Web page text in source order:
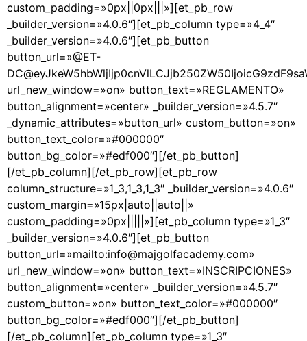
custom_padding=»0px||0px|||»][et_pb_row
_builder_version=»4.0.6″][et_pb_column type=»4_4″
_builder_version=»4.0.6″][et_pb_button
button_url=»@ET-
url_new_window=»on» button_text=»REGLAMENTO»
button_alignment=»center» _builder_version=»4.5.7″
_dynamic_attributes=»button_url» custom_button=»on»
button_text_color=»#000000″
button_bg_color=»#edf000″][/et_pb_button]
[/et_pb_column][/et_pb_row][et_pb_row
column_structure=»1_3,1_3,1_3″ _builder_version=»4.0.6″
custom_margin=»15px|auto||auto||»
custom_padding=»0px|||||»][et_pb_column type=»1_3″
_builder_version=»4.0.6″][et_pb_button
button_url=»mailto:info@majgolfacademy.com»
url_new_window=»on» button_text=»INSCRIPCIONES»
button_alignment=»center» _builder_version=»4.5.7″
custom_button=»on» button_text_color=»#000000″
button_bg_color=»#edf000″][/et_pb_button]
[/et_pb_column][et_pb_column type=»1_3″